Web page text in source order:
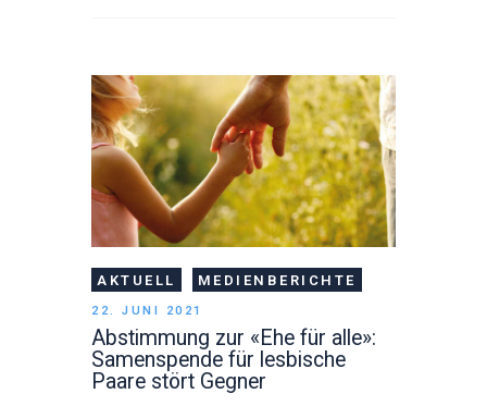
AKTUELL MEDIENBERICHTE
22. JUNI 2021
Abstimmung zur «Ehe für alle»:
Samenspende für lesbische
Paare stört Gegner